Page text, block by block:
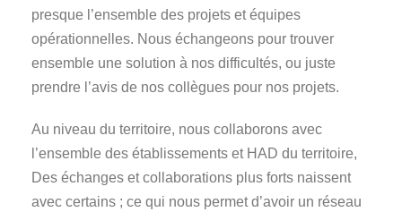
presque l’ensemble des projets et équipes
opérationnelles. Nous échangeons pour trouver
ensemble une solution à nos difficultés, ou juste
prendre l’avis de nos collègues pour nos projets.
Au niveau du territoire, nous collaborons avec
l’ensemble des établissements et HAD du territoire,
Des échanges et collaborations plus forts naissent
avec certains ; ce qui nous permet d’avoir un réseau